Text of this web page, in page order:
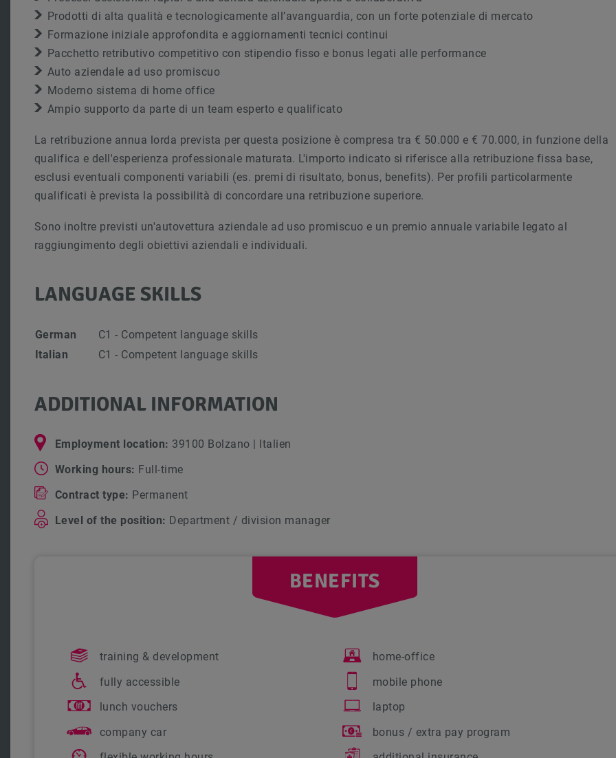
Prodotti di alta qualità e tecnologicamente all’avanguardia, con un forte potenziale di mercato
Formazione iniziale approfondita e aggiornamenti tecnici continui
Pacchetto retributivo competitivo con stipendio fisso e bonus legati alle performance
Auto aziendale ad uso promiscuo
Moderno sistema di home office
Ampio supporto da parte di un team esperto e qualificato
La retribuzione annua lorda prevista per questa posizione è compresa tra € 50.000 e € 70.000, in funzione della
qualifica e dell'esperienza professionale maturata. L'importo indicato si riferisce alla retribuzione fissa base,
esclusi eventuali componenti variabili (es. premi di risultato, bonus, benefits). Per profili particolarmente
qualificati è prevista la possibilità di concordare una retribuzione superiore.
Sono inoltre previsti un'autovettura aziendale ad uso promiscuo e un premio annuale variabile legato al
raggiungimento degli obiettivi aziendali e individuali.
LANGUAGE SKILLS
German
C1 - Competent language skills
Italian
C1 - Competent language skills
ADDITIONAL INFORMATION
Employment location: 39100 Bolzano | Italien
Working hours: Full-time
Contract type: Permanent
Level of the position: Department / division manager
BENEFITS
training & development
fully accessible
lunch vouchers
company car
home-office
mobile phone
laptop
bonus / extra pay program